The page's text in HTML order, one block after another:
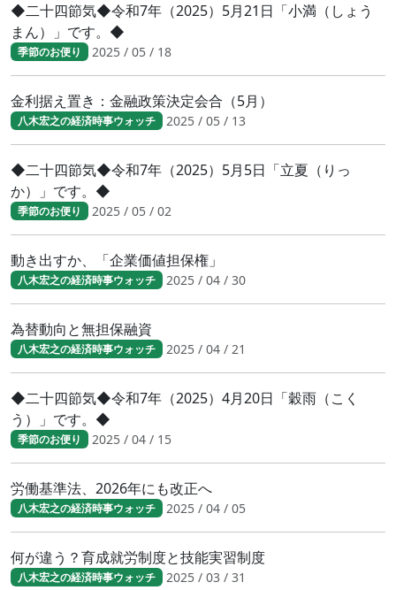
◆二十四節気◆令和7年（2025）5月21日「小満（しょう
まん）」です。◆
季節のお便り 2025 / 05 / 18
金利据え置き：金融政策決定会合（5月）
八木宏之の経済時事ウォッチ 2025 / 05 / 13
◆二十四節気◆令和7年（2025）5月5日「立夏（りっ
か）」です。◆
季節のお便り 2025 / 05 / 02
動き出すか、「企業価値担保権」
八木宏之の経済時事ウォッチ 2025 / 04 / 30
為替動向と無担保融資
八木宏之の経済時事ウォッチ 2025 / 04 / 21
◆二十四節気◆令和7年（2025）4月20日「穀雨（こく
う）」です。◆
季節のお便り 2025 / 04 / 15
労働基準法、2026年にも改正へ
八木宏之の経済時事ウォッチ 2025 / 04 / 05
何が違う？育成就労制度と技能実習制度
八木宏之の経済時事ウォッチ 2025 / 03 / 31